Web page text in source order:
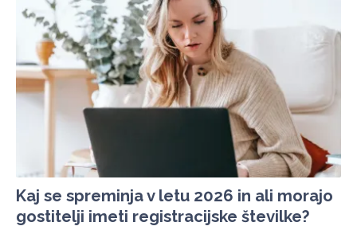
Kaj se spreminja v letu 2026 in ali morajo
gostitelji imeti registracijske številke?